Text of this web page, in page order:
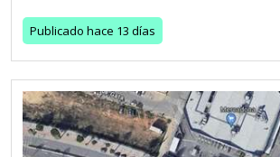
Publicado hace 13 días